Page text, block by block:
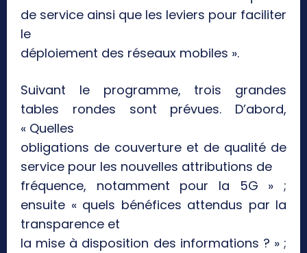
de service ainsi que les leviers pour faciliter
le
déploiement des réseaux mobiles ».
Suivant le programme, trois grandes
tables rondes sont prévues. D’abord,
« Quelles
obligations de couverture et de qualité de
service pour les nouvelles attributions de
fréquence, notamment pour la 5G » ;
ensuite « quels bénéfices attendus par la
transparence et
la mise à disposition des informations ? » ;